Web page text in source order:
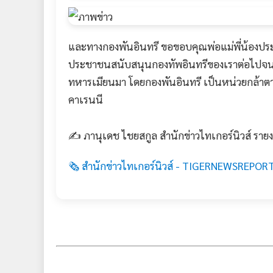
และทางกองพันอินทรี ขอขอบคุณพ่อแม่พี่น้องป
ประชาชนสนับสนุนกองทัพอินทรีของเราต่อไปจ
ทหารเมียนมา โดยกองพันอินทรี เป็นหน่วยกล้าต
คาเรนนี
✍️ ภานุเดช ไชยสกูล สำนักข่าวไทเกอร์นิวส์ ราย
🗞️ สำนักข่าวไทเกอร์นิวส์ -